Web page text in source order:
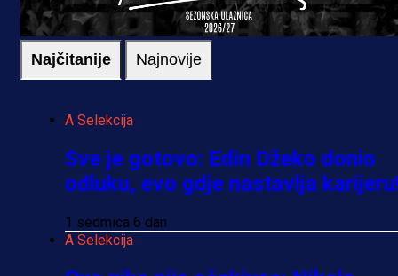
Najčitanije Najnovije
A Selekcija
Sve je gotovo: Edin Džeko donio
odluku, evo gdje nastavlja
1 sedmica 6 dan
A Selekcija